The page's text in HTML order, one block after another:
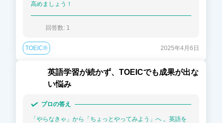
高めましょう！
回答数: 1
TOEIC® 2025年4月6日
英語学習が続かず、TOEICでも成果が出な
い悩み
プロの答え
「やらなきゃ」から「ちょっとやってみよう」へ 。英語を